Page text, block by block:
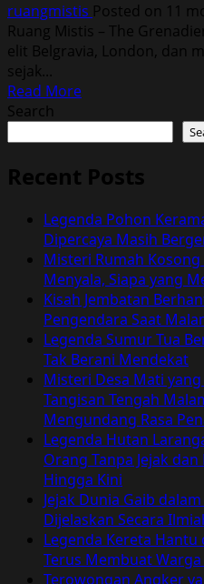
ruangmistis Posted on 11
Ruang Mistis – The
elit Belgravia, London, dan
sejak...
Read MoreRead
The
Grenadier
Pub,
Tempat
Angker
yang
Dijuluki
Paling
Berhantu
di
Inggris
Search
Recent Posts
Legenda Pohon
Dipercaya Masih
Misteri Rumah
Menyala, Siapa yang
Kisah Jembatan
Pengendara Saat
Legenda Sumur Tua
Tak Berani Mendekat
Misteri Desa Mati
Tangisan Tengah
Mengundang Rasa
Legenda Hutan
Orang Tanpa Jejak
Hingga Kini
Jejak Dunia Gaib
Dijelaskan Secara
Legenda Kereta
Terus Membuat
Terowongan Angker